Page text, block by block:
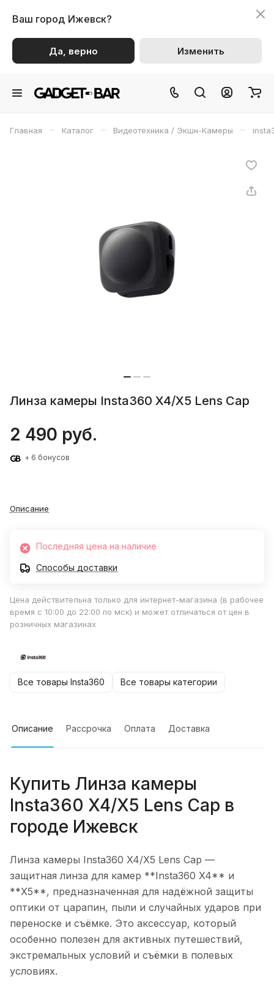
Ваш город Ижевск?
Да, верно Изменить
Главная – Каталог – Видеотехника / Экшн-Камеры –
Линза камеры Insta360 X4/X5 Lens Cap
2 490 руб.
+ 6 бонусов
Описание
Последняя цена на наличие
Способы доставки
Цена действительна только для интернет-магазина (в рабочее
время с 10:00 до 22:00 по мск) и может отличаться от цен в
розничных магазинах
Все товары Insta360 Все товары категории
Описание Рассрочка Оплата Доставка
Купить Линза камеры
Insta360 X4/X5 Lens Cap в
городе Ижевск
Линза камеры Insta360 X4/X5 Lens Cap —
защитная линза для камер **Insta360 X4** и
**X5**, предназначенная для надёжной защиты
оптики от царапин, пыли и случайных ударов при
переноске и съёмке. Это аксессуар, который
особенно полезен для активных путешествий,
экстремальных условий и съёмки в полевых
условиях.